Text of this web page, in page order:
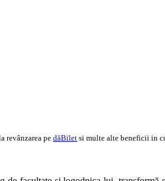
revânzarea pe dăBilet si multe alte beneficii in